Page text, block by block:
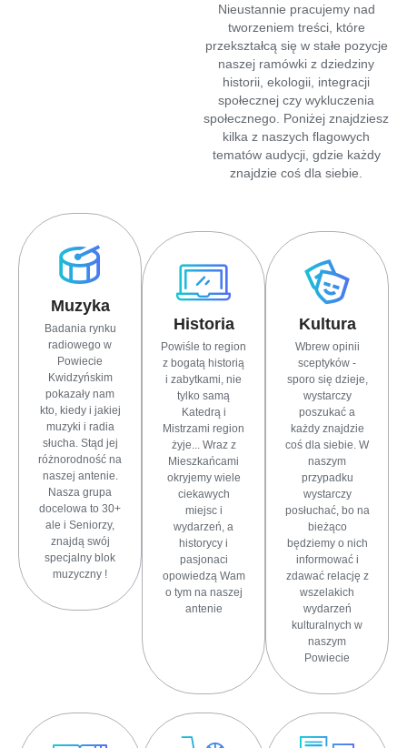
Nieustannie pracujemy nad
tworzeniem treści, które
przekształcą się w stałe pozycje
naszej ramówki z dziedziny
historii, ekologii, integracji
społecznej czy wykluczenia
społecznego. Poniżej znajdziesz
kilka z naszych flagowych
tematów audycji, gdzie każdy
znajdzie coś dla siebie.
Muzyka
Badania rynku
radiowego w
Powiecie
Kwidzyńskim
pokazały nam
kto, kiedy i jakiej
muzyki i radia
słucha. Stąd jej
różnorodność na
naszej antenie.
Nasza grupa
docelowa to 30+
ale i Seniorzy,
znajdą swój
specjalny blok
muzyczny !
Historia
Powiśle to region
z bogatą historią
i zabytkami, nie
tylko samą
Katedrą i
Mistrzami region
żyje... Wraz z
Mieszkańcami
okryjemy wiele
ciekawych
miejsc i
wydarzeń, a
historycy i
pasjonaci
opowiedzą Wam
o tym na naszej
antenie
Kultura
Wbrew opinii
sceptyków -
sporo się dzieje,
wystarczy
poszukać a
każdy znajdzie
coś dla siebie. W
naszym
przypadku
wystarczy
posłuchać, bo na
bieżąco
będziemy o nich
informować i
zdawać relację z
wszelakich
wydarzeń
kulturalnych w
naszym
Powiecie